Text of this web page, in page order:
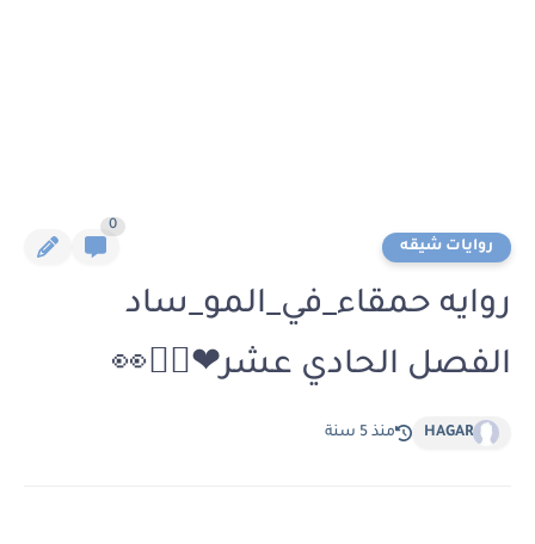
روايات شيقه
0
روايه حمقاء_في_المو_ساد
الفصل الحادي عشر❤🚶‍♀️👀
HAGAR منذ 5 سنة